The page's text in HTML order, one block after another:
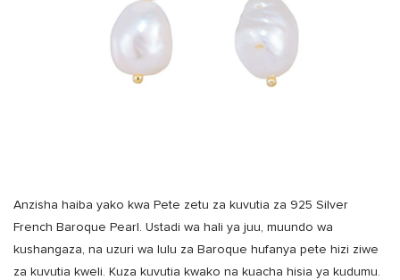
Anzisha haiba yako kwa Pete zetu za kuvutia za 925 Silver
French Baroque Pearl. Ustadi wa hali ya juu, muundo wa
kushangaza, na uzuri wa lulu za Baroque hufanya pete hizi ziwe
za kuvutia kweli. Kuza kuvutia kwako na kuacha hisia ya kudumu.